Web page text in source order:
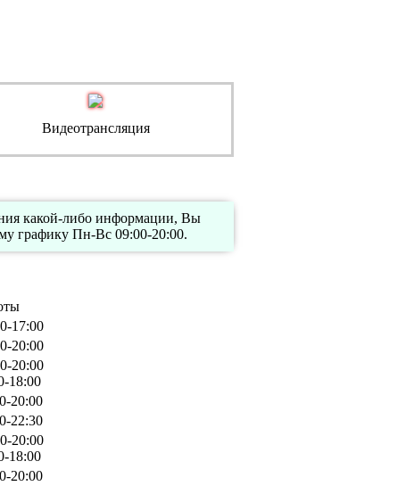
Видеотрансляция
какой-либо информации, Вы
графику Пн-Вс 09:00-20:00.
17:00
20:00
20:00
18:00
20:00
22:30
20:00
18:00
20:00